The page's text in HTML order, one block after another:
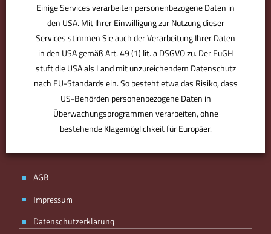
BMV ist der Bürodesigner. Der Partner für den perfekten Standort.
Derjenige, der Sie optimal ausstattet, individuell berät. Plant, was
für Sie zählt – von Anfang an. Ohne Kompromisse, aber mit
Know-how, Designgefühl und Erfahrung. Ihr Partner, mit Spaß an
AGB
Impressum
Datenschutzerklärung
Einige Services verarbeiten personenbezogene Daten in
den USA. Mit Ihrer Einwilligung zur Nutzung dieser
Services stimmen Sie auch der Verarbeitung Ihrer Daten
in den USA gemäß Art. 49 (1) lit. a DSGVO zu. Der EuGH
stuft die USA als Land mit unzureichendem Datenschutz
nach EU-Standards ein. So besteht etwa das Risiko, dass
US-Behörden personenbezogene Daten in
Überwachungsprogrammen verarbeiten, ohne
bestehende Klagemöglichkeit für Europäer.